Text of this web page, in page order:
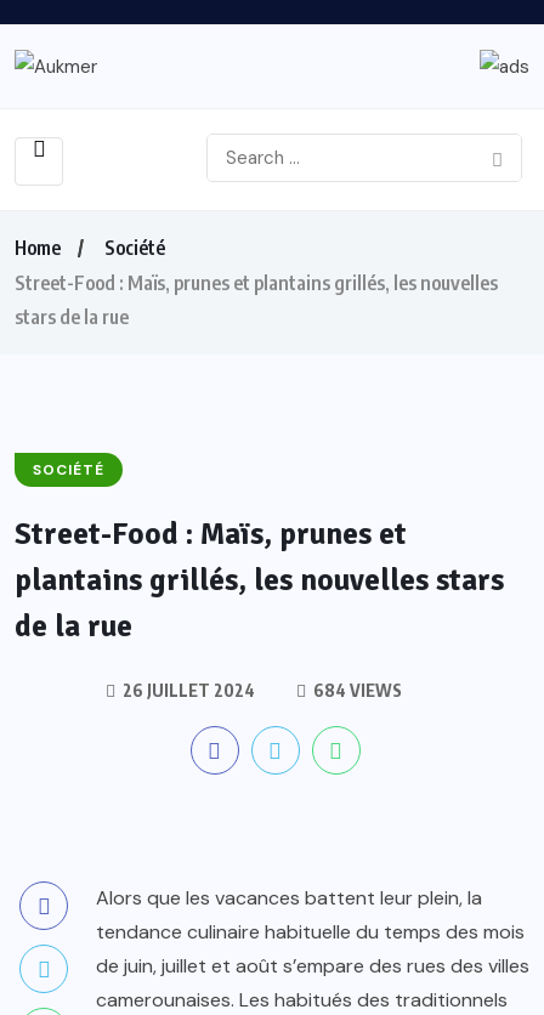
Home
Société
Street-Food : Maïs, prunes et plantains grillés, les nouvelles
stars de la rue
SOCIÉTÉ
Street-Food : Maïs, prunes et
plantains grillés, les nouvelles stars
de la rue
26 JUILLET 2024 684 VIEWS
Alors que les vacances battent leur plein, la
tendance culinaire habituelle du temps des mois
de juin, juillet et août s’empare des rues des villes
camerounaises. Les habitués des traditionnels